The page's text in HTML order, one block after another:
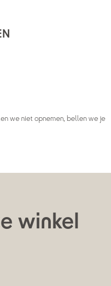
we niet opnemen, bellen we je
winkel